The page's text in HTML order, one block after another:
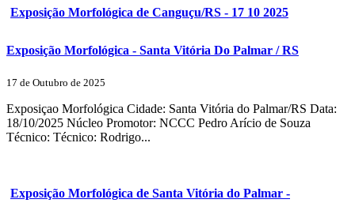
Exposição Morfológica de Canguçu/RS - 17 10 2025
Exposição Morfológica - Santa Vitória Do Palmar / RS
17 de Outubro de 2025
Exposiçao Morfológica Cidade: Santa Vitória do Palmar/RS Data:
18/10/2025 Núcleo Promotor: NCCC Pedro Arício de Souza
Técnico: Técnico: Rodrigo...
Exposição Morfológica de Santa Vitória do Palmar -